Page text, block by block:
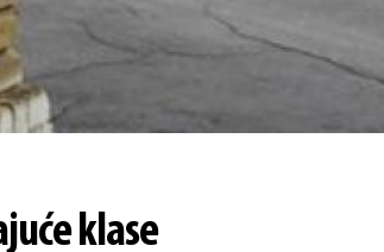
klase